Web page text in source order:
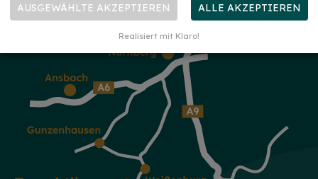
AUSGEWÄHLTE AKZEPTIEREN ALLE AKZEPTIEREN
Realisiert mit Klaro!